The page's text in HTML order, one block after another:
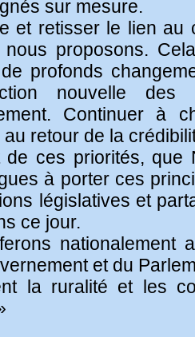
sur mesure.
et retisser le lien au
proposons.
profonds
nouvelle des
Continuer à
retour de la
de ces priorités,
à porter ces
législatives et
ce jour.
nationalement
et du
la ruralité et les